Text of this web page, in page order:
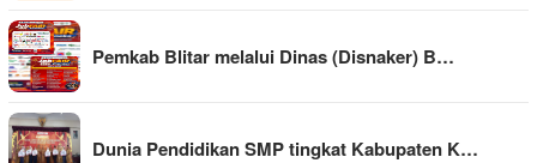
Pemkab Blitar melalui Dinas (Disnaker) B…
Dunia Pendidikan SMP tingkat Kabupaten K…